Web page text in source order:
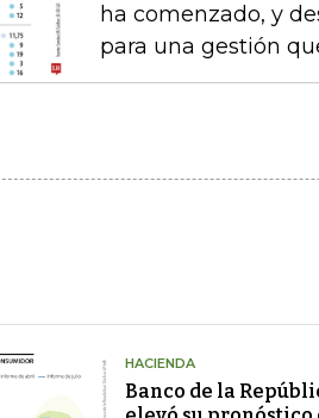
ha comenzado, y
para una gestión
HACIENDA
Banco de la